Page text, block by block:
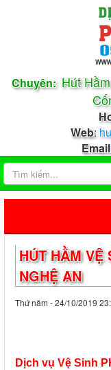
Chuyên: Hút
Web:
Email
HÚT HẦM VỆ
NGHỆ AN
Thứ năm - 24/10/2019
Dịch vụ Vệ Sinh